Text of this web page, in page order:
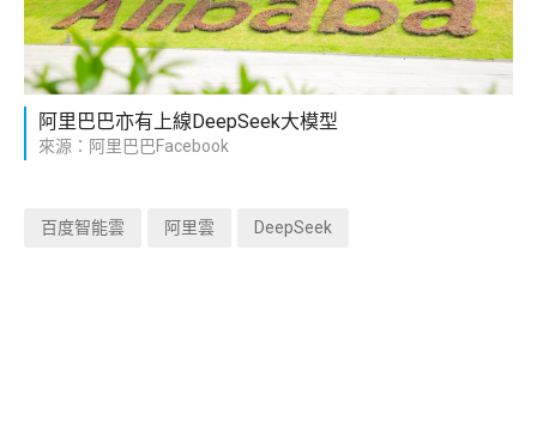
阿里巴巴亦有上線DeepSeek大模型
來源：阿里巴巴Facebook
百度智能雲 阿里雲 DeepSeek